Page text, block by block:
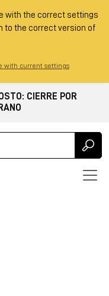
with the correct settings
to the correct version of
with current settings
CIERRE POR